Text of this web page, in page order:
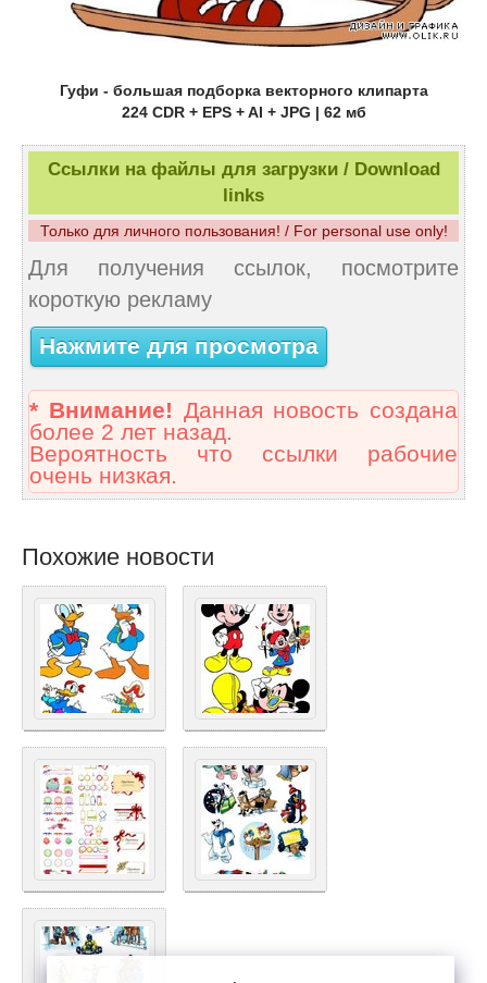
Гуфи - большая подборка векторного клипарта
224 CDR + EPS + AI + JPG | 62 мб
Ссылки на файлы для загрузки / Download
links
Только для личного пользования! / For personal use only!
Для получения ссылок, посмотрите
короткую рекламу
Нажмите для просмотра
* Внимание! Данная новость создана
более 2 лет назад.
Вероятность что ссылки рабочие
очень низкая.
Похожие новости